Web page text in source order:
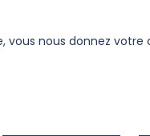
vous nous donnez